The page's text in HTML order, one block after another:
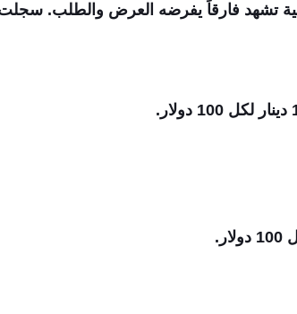
تشهد فارقاً يفرضه العرض والطلب.